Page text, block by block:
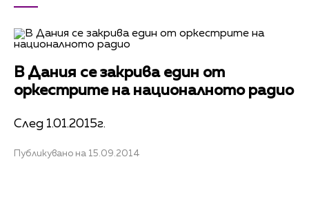
В Дания се закрива един от
оркестрите на националното радио
След 1.01.2015г.
Публикувано на 15.09.2014